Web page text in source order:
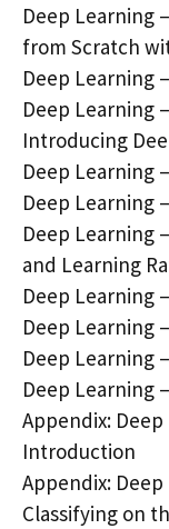
Deep Learning
from Scratch
Deep Learning
Deep Learning
Introducing
Deep Learning
Deep Learning
Deep Learning
and Learning
Deep Learning
Deep Learning
Deep Learning
Deep Learning
Appendix:
Introduction
Appendix:
Classifying on